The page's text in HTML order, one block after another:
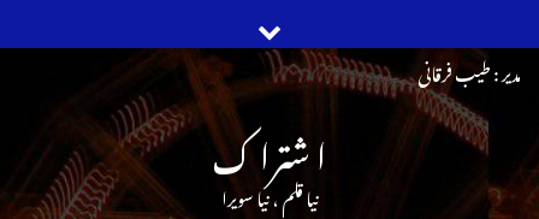
content
مدیر : طیب فرقانی
ا شترا ک
نیا قلم ، نیا سویرا